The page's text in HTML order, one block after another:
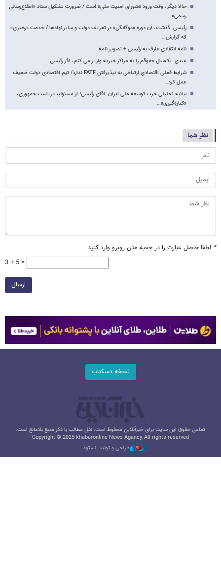
حالا دیگر، وقت ورود «شورای امنیت ملی» است / ضرورت تشکیل ستاد «اطلاع‌رسانی
رسمی»…
رئیسی: گذشت، آن دوره «دوگانگی» در تعریف دولت و سایر نهادها / خدمت «رهبری»
که گزارش…
نامه انتقادی عارف به رئیسی + تصویر نامه
عبدی: یک‌سال حقوقم را به مراکز خیریه واریز می کنم، اگر رئیسی ...
شرایط فعلی اقتصادی ارتباطی به نپذیرفتن FATF ندارد/ تیم اقتصادی دولت ضعیف
عمل کرد…
بیانیه تحلیلی حزب توسعه ملی ایران: آقای رئیسی! از مسئولیت ریاست جمهوری،
«کناره‌گیری»…
نظر شما
* لطفا حاصل عبارت را در جعبه متن روبرو وارد کنید
3 + 5 =
ارسال
نسخه دسکتاپ
تمامی حقوق این سایت برای خبرآنلاین محفوظ است. نقل مطالب با ذکر منبع بلامانع است.
Copyright © 2025 khabaronline News Agancy, All rights reserved
طراحی و تولید: نستوه